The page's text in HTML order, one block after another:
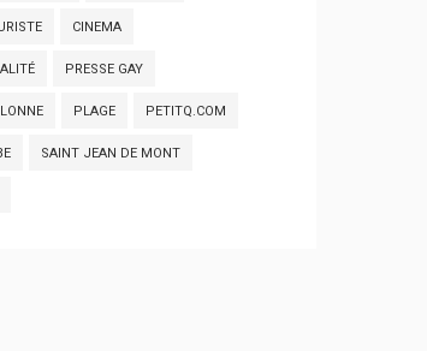
CINEMA
PRESSE GAY
PLAGE PETITQ.COM
SAINT JEAN DE MONT